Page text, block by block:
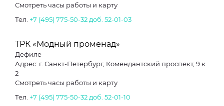
Смотреть часы работы и карту
Тел. +7 (495) 775-50-32 доб. 52-01-03
ТРК «Модный променад»
Дефиле
Адрес: г. Санкт-Петербург, Комендантский проспект, 9 к
2
Смотреть часы работы и карту
Тел. +7 (495) 775-50-32 доб. 52-01-10